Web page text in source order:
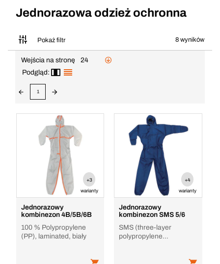
Jednorazowa odzież ochronna
Pokaż filtr 8 wyników
Wejścia na stronę
24
Podgląd:
1
+3
warianty
Jednorazowy
kombinezon 4B/5B/6B
100 % Polypropylene
(PP), laminated, biały
+4
warianty
Jednorazowy
kombinezon SMS 5/6
SMS (three-layer
polypropylene